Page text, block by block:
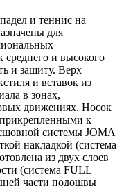
и теннис на
для
среднего и высокого
и защиту. Верх
и вставок из
в зонах,
движениях. Носок
к
системы JOMA
накладкой (система
из двух слоев
(система FULL
части подошвы